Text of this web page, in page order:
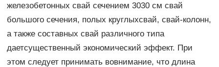
железобетонных свай сечением 3030 см свай
большого сечения, полых круглыхсвай, свай-колонн,
а также составных свай различного типа
даетсущественный экономический эффект. При
этом следует принимать вовнимание, что длина